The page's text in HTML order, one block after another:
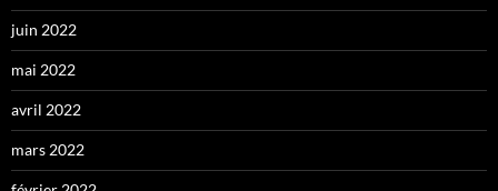
juin 2022
mai 2022
avril 2022
mars 2022